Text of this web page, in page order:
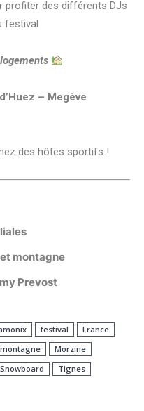
profiter des différents DJs
festival
– Megève
des hôtes sportifs !
montagne
Prevost
festival
France
montagne
Morzine
Snowboard
Tignes